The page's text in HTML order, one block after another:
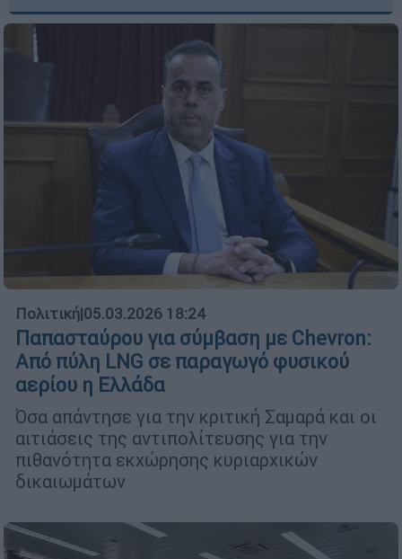
Πολιτική|05.03.2026 18:24
Παπασταύρου για σύμβαση με Chevron:
Από πύλη LNG σε παραγωγό φυσικού
αερίου η Ελλάδα
Όσα απάντησε για την κριτική Σαμαρά και οι
αιτιάσεις της αντιπολίτευσης για την
πιθανότητα εκχώρησης κυριαρχικών
δικαιωμάτων